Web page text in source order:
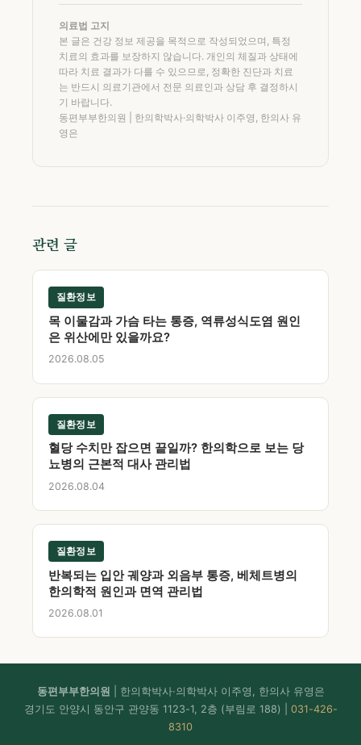
의료법 고지
본 글은 건강 정보 제공을 목적으로 작성되었으며, 특정
치료의 효과를 보장하지 않습니다. 개인의 체질과 상태에
따라 치료 결과가 다를 수 있으므로, 정확한 진단과 치료
는 반드시 의료기관에서 전문 의료인과 상담 후 결정하시
기 바랍니다.
동편부부한의원 | 한의학박사·의학박사 이주영, 한의사 유
영은
관련 글
질환정보
목 이물감과 가슴 타는 통증, 역류성식도염 원인
은 위산에만 있을까요?
2026.08.05
질환정보
혈당 수치만 잡으면 끝일까? 한의학으로 보는 당
뇨병의 근본적 대사 관리법
2026.08.04
질환정보
반복되는 입안 궤양과 외음부 통증, 베체트병의
한의학적 원인과 면역 관리법
2026.08.01
동편부부한의원 | 한의학박사·의학박사 이주영, 한의사 유영은
경기도 안양시 동안구 관양동 1123-1, 2층 (부림로 188) | 031-426-
8310